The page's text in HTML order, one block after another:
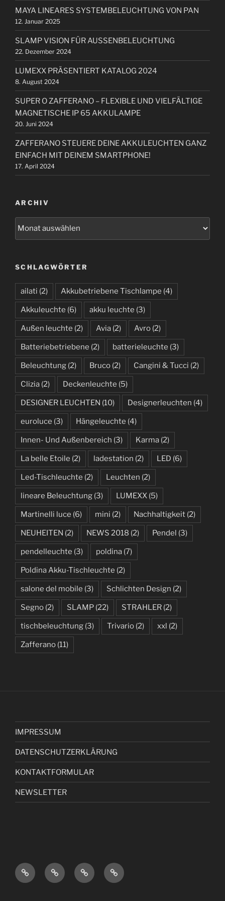
i
g
a
t
i
o
n
i
t
r
a
g
n
a
c
h
:
MAYA LINEARES SYSTEMBELEUCHTUNG VON PAN
12. Januar 2025
SLAMP VISION FÜR AUSSENBELEUCHTUNG
22. Dezember 2024
LUMEXX PRÄSENTIERT KATALOG 2024
8. August 2024
SUPER O ZAFFERANO – FLEXIBLE UND VIELFÄLTIGE
MAGNETISCHE IP 65 AKKULAMPE
20. Juni 2024
ZAFFERANO STEUERE DEINE AKKULEUCHTEN GANZ
EINFACH MIT DEINEM SMARTPHONE!
17. April 2024
ARCHIV
i
v
SCHLAGWÖRTER
ailati (2) Akkubetriebene Tischlampe (4)
Akkuleuchte (6) akku leuchte (3)
Außen leuchte (2) Avia (2) Avro (2)
Batteriebetriebene (2) batterieleuchte (3)
Beleuchtung (2) Bruco (2) Cangini & Tucci (2)
Clizia (2) Deckenleuchte (5)
DESIGNER LEUCHTEN (10) Designerleuchten (4)
euroluce (3) Hängeleuchte (4)
Innen- Und Außenbereich (3) Karma (2)
La belle Etoile (2) ladestation (2) LED (6)
Led-Tischleuchte (2) Leuchten (2)
lineare Beleuchtung (3) LUMEXX (5)
Martinelli luce (6) mini (2) Nachhaltigkeit (2)
NEUHEITEN (2) NEWS 2018 (2) Pendel (3)
pendelleuchte (3) poldina (7)
Poldina Akku-Tischleuchte (2)
salone del mobile (3) Schlichten Design (2)
Segno (2) SLAMP (22) STRAHLER (2)
tischbeleuchtung (3) Trivario (2) xxl (2)
Zafferano (11)
IMPRESSUM
DATENSCHUTZERKLÄRUNG
KONTAKTFORMULAR
NEWSLETTER
I
M
D
A
K
O
N
E